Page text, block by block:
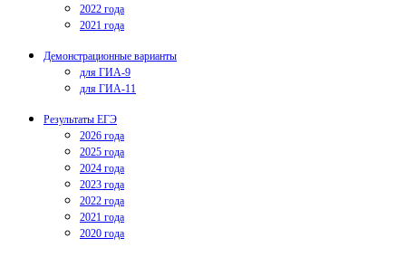
2022 года
2021 года
Демонстрационные варианты
для ГИА-9
для ГИА-11
Результаты ЕГЭ
2026 года
2025 года
2024 года
2023 года
2022 года
2021 года
2020 года